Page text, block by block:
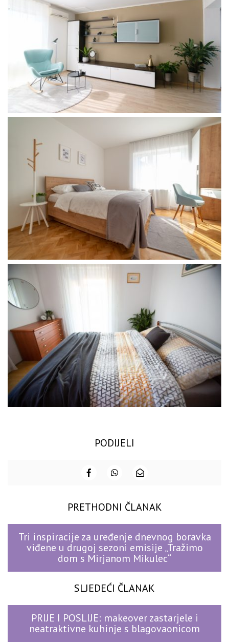
PODIJELI
PRETHODNI ČLANAK
Tri inspiracije za uređenje dnevnog boravka
viđene u drugoj sezoni emisije „Tražimo
dom s Mirjanom Mikulec“
SLJEDEĆI ČLANAK
PRIJE I POSLIJE: makeover zastarjele i
neatraktivne kuhinje s blagovaonicom